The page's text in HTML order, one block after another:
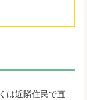
は近隣住民で直